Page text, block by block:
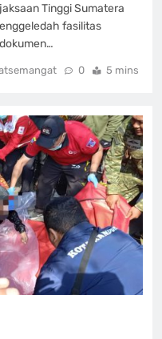
Tinggi Sumatera
fasilitas
0 5 mins